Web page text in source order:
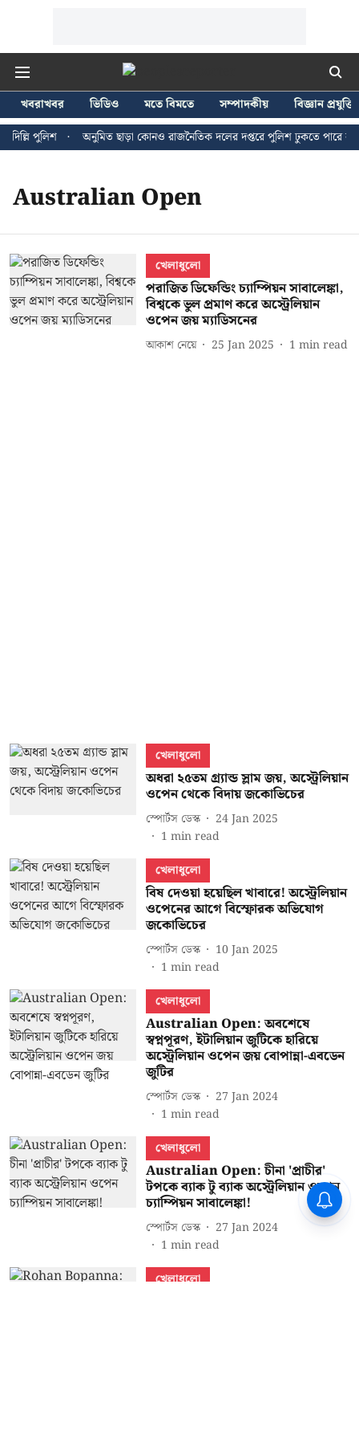
খবরাখবর ভিডিও মতে বিমতে সম্পাদকীয়
বিজ্ঞান প্রযুক্তি
পুলিশ
অনুমিত ছাড়া কোনও রাজনৈতিক দলের দপ্তরে পুলিশ ঢুকতে পারে না -
Australian Open
খেলাধুলো
পরাজিত ডিফেন্ডিং চ্যাম্পিয়ন সাবালেঙ্কা,
বিশ্বকে ভুল প্রমাণ করে অস্ট্রেলিয়ান
ওপেন জয় ম্যাডিসনের
আকাশ নেয়ে 25 Jan 2025 1 min read
খেলাধুলো
অধরা ২৫তম গ্র্যান্ড স্লাম জয়, অস্ট্রেলিয়ান
ওপেন থেকে বিদায় জকোভিচের
স্পোর্টস ডেস্ক
24 Jan 2025
1 min read
খেলাধুলো
বিষ দেওয়া হয়েছিল খাবারে! অস্ট্রেলিয়ান
ওপেনের আগে বিস্ফোরক অভিযোগ
জকোভিচের
স্পোর্টস ডেস্ক
10 Jan 2025
1 min read
খেলাধুলো
Australian Open: অবশেষে
স্বপ্নপূরণ, ইটালিয়ান জুটিকে হারিয়ে
অস্ট্রেলিয়ান ওপেন জয় বোপান্না-এবডেন
জুটির
স্পোর্টস ডেস্ক
27 Jan 2024
1 min read
খেলাধুলো
Australian Open: চীনা 'প্রাচীর'
টপকে ব্যাক টু ব্যাক অস্ট্রেলিয়ান ওপেন
চ্যাম্পিয়ন সাবালেঙ্কা!
স্পোর্টস ডেস্ক
27 Jan 2024
1 min read
খেলাধুলো